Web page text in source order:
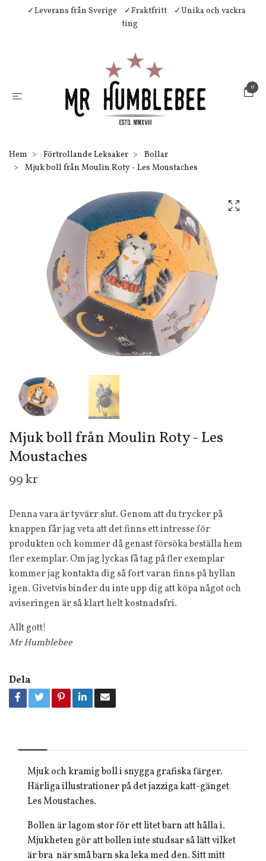
✓Leverans från Sverige ✓Fraktfritt
✓Unika och vackra
ting
0
Hem Förtrollande Leksaker
Bollar
Mjuk boll från Moulin Roty - Les Moustaches
Mjuk boll från Moulin Roty - Les
Moustaches
99 kr
Denna vara är tyvärr slut. Genom att du trycker på
knappen får jag veta att det finns ett intresse för
produkten och kommer då genast försöka beställa hem
fler exemplar. Om jag lyckas få tag på fler exemplar
kommer jag kontakta dig så fort varan finns på hyllan
igen. Givetvis binder du inte upp dig att köpa något och
aviseringen är så klart helt kostnadsfri.
Allt gott!
Mr Humblebee
Dela
Mjuk och kramig boll i snygga grafiska färger.
Härliga illustrationer på det jazziga katt-gänget
Les Moustaches.
Bollen är lagom stor för ett litet barn att hålla i.
Mjukheten gör att bollen inte studsar så lätt vilket
är bra när små barn ska leka med den. Sitt mitt